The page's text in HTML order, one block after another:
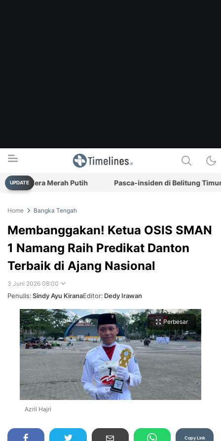
Timelines.id
Media Literasi, Sejarah & Budaya
UPDATEMerah Putih Pasca-insiden di Belitung Timur,
Home Bangka Tengah
Membanggakan! Ketua OSIS SMAN
1 Namang Raih Predikat Danton
Terbaik di Ajang Nasional
3 Juni 2026 08:00
Penulis:Sindy Ayu KiranaEditor: Dedy Irawan
Perbesar
Azril Hajri
Copy Link